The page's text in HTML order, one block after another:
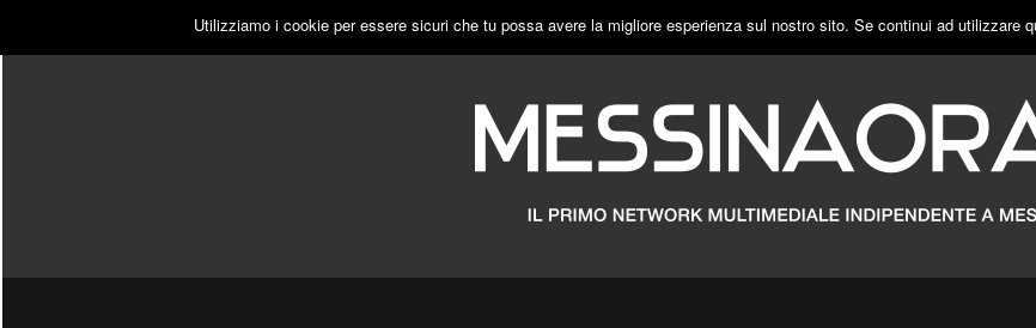
VENERDÌ, 7 AGOSTO 2026 PUBBLICITÀ
Utilizziamo i cookie per essere sicuri che tu possa avere la migliore esperienza sul nostro sito. Se continui ad utilizzare